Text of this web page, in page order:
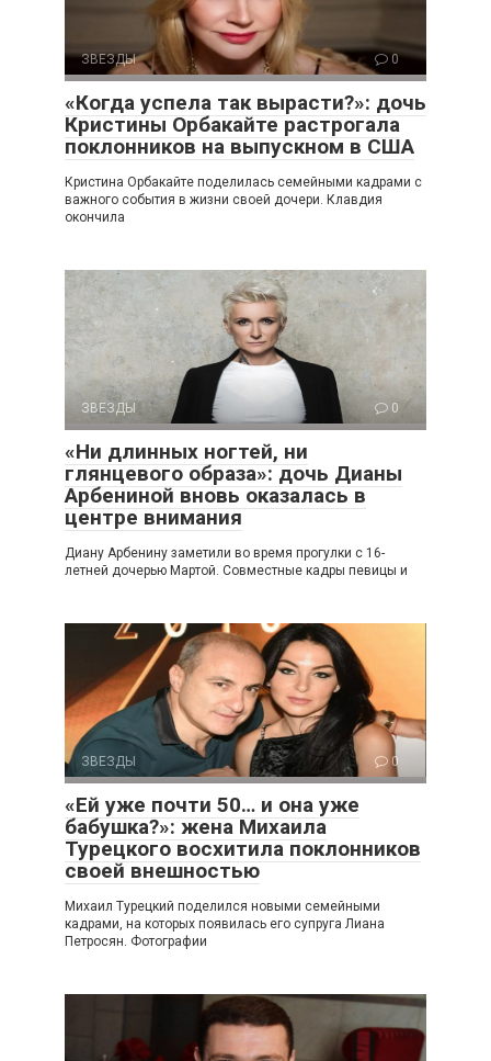
ЗВЕЗДЫ 0
«Когда успела так вырасти?»: дочь
Кристины Орбакайте растрогала
поклонников на выпускном в США
Кристина Орбакайте поделилась семейными кадрами с
важного события в жизни своей дочери. Клавдия
окончила
ЗВЕЗДЫ 0
«Ни длинных ногтей, ни
глянцевого образа»: дочь Дианы
Арбениной вновь оказалась в
центре внимания
Диану Арбенину заметили во время прогулки с 16-
летней дочерью Мартой. Совместные кадры певицы и
ЗВЕЗДЫ 0
«Ей уже почти 50… и она уже
бабушка?»: жена Михаила
Турецкого восхитила поклонников
своей внешностью
Михаил Турецкий поделился новыми семейными
кадрами, на которых появилась его супруга Лиана
Петросян. Фотографии